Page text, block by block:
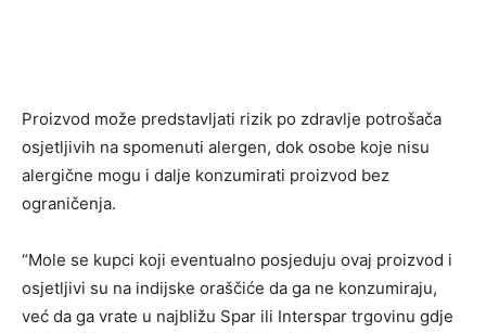
Proizvod može predstavljati rizik po zdravlje potrošača
osjetljivih na spomenuti alergen, dok osobe koje nisu
alergične mogu i dalje konzumirati proizvod bez
ograničenja.
“Mole se kupci koji eventualno posjeduju ovaj proizvod i
osjetljivi su na indijske oraščiće da ga ne konzumiraju,
već da ga vrate u najbližu Spar ili Interspar trgovinu gdje